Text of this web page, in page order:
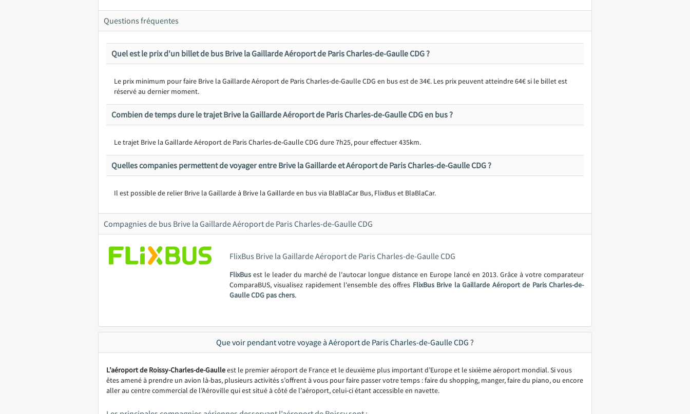
Questions fréquentes
Quel est le prix d'un billet de bus Brive la Gaillarde Aéroport de Paris Charles-de-Gaulle CDG ?
Le prix minimum pour faire Brive la Gaillarde Aéroport de Paris Charles-de-Gaulle CDG en bus est de 34€. Les prix peuvent atteindre 64€ si le billet est
réservé au dernier moment.
Combien de temps dure le trajet Brive la Gaillarde Aéroport de Paris Charles-de-Gaulle CDG en bus ?
Le trajet Brive la Gaillarde Aéroport de Paris Charles-de-Gaulle CDG dure 7h25, pour effectuer 435km.
Quelles companies permettent de voyager entre Brive la Gaillarde et Aéroport de Paris Charles-de-Gaulle CDG ?
Il est possible de relier Brive la Gaillarde à Brive la Gaillarde en bus via BlaBlaCar Bus, FlixBus et BlaBlaCar.
Compagnies de bus Brive la Gaillarde Aéroport de Paris Charles-de-Gaulle CDG
FlixBus Brive la Gaillarde Aéroport de Paris Charles-de-Gaulle CDG
FlixBus est le leader du marché de l'autocar longue distance en Europe lancé en 2013. Grâce à votre comparateur
ComparaBUS, visualisez rapidement l'ensemble des offres FlixBus Brive la Gaillarde Aéroport de Paris Charles-de-
Gaulle CDG pas chers.
Que voir pendant votre voyage à Aéroport de Paris Charles-de-Gaulle CDG ?
L’aéroport de Roissy-Charles-de-Gaulleest le premier aéroport de France et le deuxième plus important d’Europe et le sixième aéroport mondial. Si vous
êtes amené à prendre un avion là-bas, plusieurs activités s’offrent à vous pour faire passer votre temps : faire du shopping, manger, faire du piano, ou encore
aller au centre commercial de l’Aéroville qui est situé à côté de l’aéroport, celui-ci étant accessible en navette.